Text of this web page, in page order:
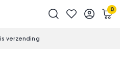
verzending
0